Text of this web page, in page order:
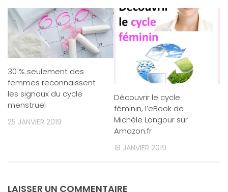
30 % seulement des
femmes reconnaissent
les signaux du cycle
menstruel
25 JANVIER 2019
Découvrir le cycle
féminin, l’eBook de
Michèle Longour sur
Amazon.fr
18 JANVIER 2019
LAISSER UN COMMENTAIRE